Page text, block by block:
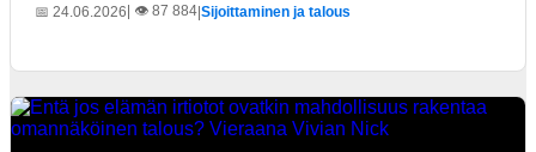
📅 24.06.2026| 👁️ 87 884 Sijoittaminen ja talous